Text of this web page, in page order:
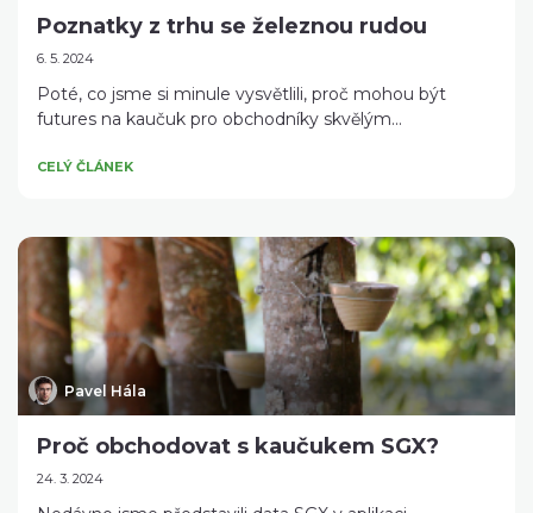
Poznatky z trhu se železnou rudou
6. 5. 2024
Poté, co jsme si minule vysvětlili, proč mohou být
futures na kaučuk pro obchodníky skvělým...
CELÝ ČLÁNEK
Pavel Hála
Proč obchodovat s kaučukem SGX?
24. 3. 2024